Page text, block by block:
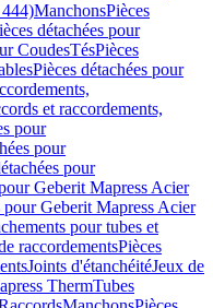
ManchonsPièces
détachées pour
CoudesTésPièces
Pièces détachées pour
et raccordements,
pour
pour
pour
Geberit Mapress Acier
pour Geberit Mapress Acier
pour tubes et
raccordementsPièces
Joints d'étanchéitéJeux de
ThermTubes